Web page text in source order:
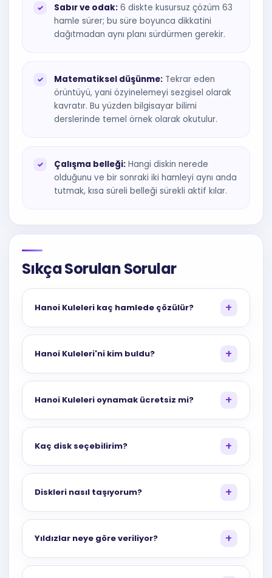
Sabır ve odak: 6 diskte kusursuz çözüm 63
hamle sürer; bu süre boyunca dikkatini
dağıtmadan aynı planı sürdürmen gerekir.
Matematiksel düşünme: Tekrar eden
örüntüyü, yani özyinelemeyi sezgisel olarak
kavratır. Bu yüzden bilgisayar bilimi
derslerinde temel örnek olarak okutulur.
Çalışma belleği: Hangi diskin nerede
olduğunu ve bir sonraki iki hamleyi aynı anda
tutmak, kısa süreli belleği sürekli aktif kılar.
Sıkça Sorulan Sorular
Hanoi Kuleleri kaç hamlede çözülür?
Hanoi Kuleleri'ni kim buldu?
Hanoi Kuleleri oynamak ücretsiz mi?
Kaç disk seçebilirim?
Diskleri nasıl taşıyorum?
Yıldızlar neye göre veriliyor?